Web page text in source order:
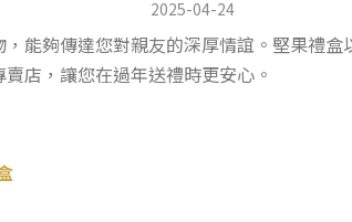
2025-04-24
能夠傳達您對親友的深厚情誼。堅果禮
店，讓您在過年送禮時更安心。